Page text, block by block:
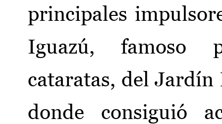
principales
Iguazú, famoso
cataratas, del Jardín
donde consiguió